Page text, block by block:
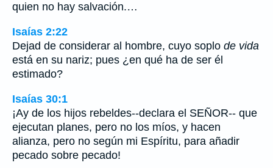
quien no hay salvación.…
Isaías 2:22
Dejad de considerar al hombre, cuyo soplo de vida
está en su nariz; pues ¿en qué ha de ser él
estimado?
Isaías 30:1
¡Ay de los hijos rebeldes--declara el SEÑOR-- que
ejecutan planes, pero no los míos, y hacen
alianza, pero no según mi Espíritu, para añadir
pecado sobre pecado!